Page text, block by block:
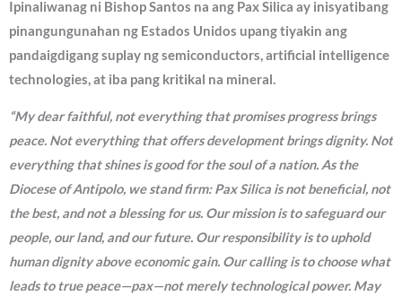
Ipinaliwanag ni Bishop Santos na ang Pax Silica ay inisyatibang
pinangungunahan ng Estados Unidos upang tiyakin ang
pandaigdigang suplay ng semiconductors, artificial intelligence
technologies, at iba pang kritikal na mineral.
“My dear faithful, not everything that promises progress brings
peace. Not everything that offers development brings dignity. Not
everything that shines is good for the soul of a nation. As the
Diocese of Antipolo, we stand firm: Pax Silica is not beneficial, not
the best, and not a blessing for us. Our mission is to safeguard our
people, our land, and our future. Our responsibility is to uphold
human dignity above economic gain. Our calling is to choose what
leads to true peace—pax—not merely technological power. May